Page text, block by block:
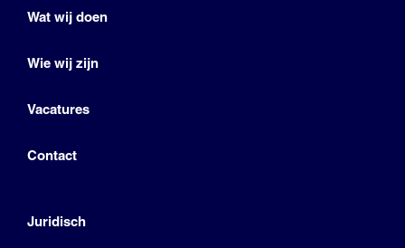
Wat wij doen
Wie wij zijn
Vacatures
Contact
Juridisch